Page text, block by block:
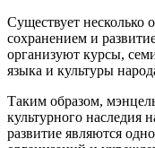
Существует
сохранением и
организуют курсы,
языка и культуры
Таким образом,
культурного наследия
развитие являются